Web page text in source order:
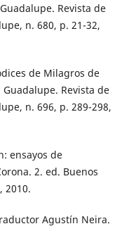
Revista de
n. 680, p. 21-32,
de Milagros de
Revista de
n. 696, p. 289-298,
ensayos de
2. ed. Buenos
2010.
Agustín Neira.